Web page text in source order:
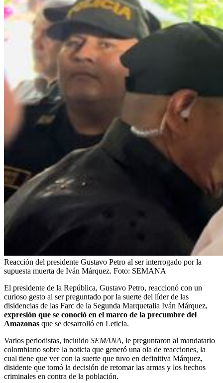
Reacción del presidente Gustavo Petro al ser interrogado por la
supuesta muerta de Iván Márquez. Foto: SEMANA
El presidente de la República, Gustavo Petro, reaccionó con un
curioso gesto al ser preguntado por la suerte del líder de las
disidencias de las Farc de la Segunda Marquetalia Iván Márquez,
expresión que se conoció en el marco de la precumbre del
Amazonas que se desarrolló en Leticia.
Varios periodistas, incluido SEMANA, le preguntaron al mandatario
colombiano sobre la noticia que generó una ola de reacciones, la
cual tiene que ver con la suerte que tuvo en definitiva Márquez,
disidente que tomó la decisión de retomar las armas y los hechos
criminales en contra de la población.